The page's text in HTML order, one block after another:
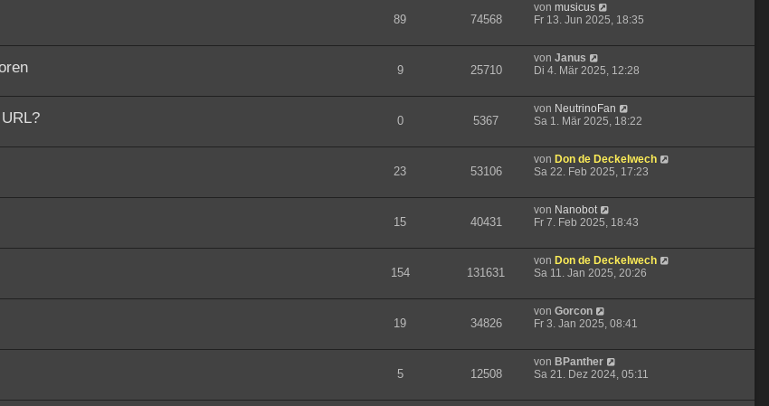
89 74568
von musicus
Fr 13. Jun 2025, 18:35
9 25710
von Janus
Di 4. Mär 2025, 12:28
0 5367
von NeutrinoFan
Sa 1. Mär 2025, 18:22
23 53106
von Don de Deckelwech
Sa 22. Feb 2025, 17:23
15 40431
von Nanobot
Fr 7. Feb 2025, 18:43
154 131631
von Don de Deckelwech
Sa 11. Jan 2025, 20:26
19 34826
von Gorcon
Fr 3. Jan 2025, 08:41
5 12508
von BPanther
Sa 21. Dez 2024, 05:11